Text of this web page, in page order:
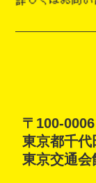
〒100-0006
東京都千
東京交通